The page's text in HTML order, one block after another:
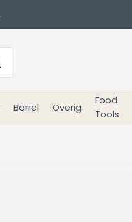
Borrel Overig
Food
Tools